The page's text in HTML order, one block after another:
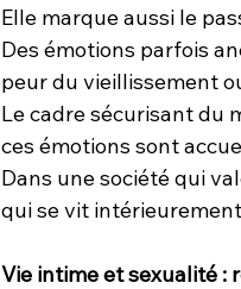
Elle marque aussi le
Des émotions parfois
peur du vieillissement
Le cadre sécurisant du
ces émotions sont
Dans une société qui
qui se vit
Vie intime et sexualité :